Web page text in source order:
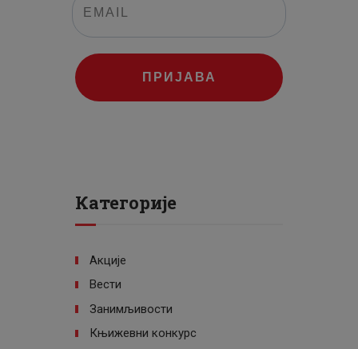
ПРИЈАВА
Категорије
Акције
Вести
Занимљивости
Књижевни конкурс